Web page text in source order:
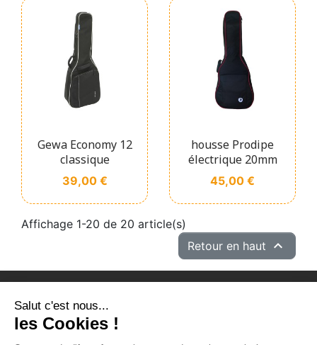
Gewa Economy 12
classique
Prix
39,00 €
housse Prodipe
électrique 20mm
Prix
45,00 €
Affichage 1-20 de 20 article(s)
Retour en haut 
PRODUITS
NOTRE SOCIÉTÉ
Salut c'est nous...
les Cookies !